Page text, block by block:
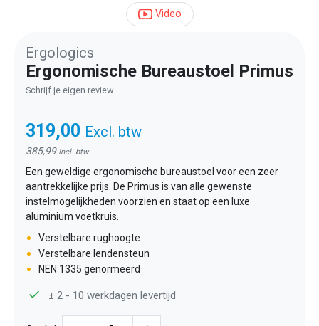
Video
Ergologics
Ergonomische Bureaustoel Primus
Schrijf je eigen review
319,00 Excl. btw
385,99 Incl. btw
Een geweldige ergonomische bureaustoel voor een zeer
aantrekkelijke prijs. De Primus is van alle gewenste
instelmogelijkheden voorzien en staat op een luxe
aluminium voetkruis.
Verstelbare rughoogte
Verstelbare lendensteun
NEN 1335 genormeerd
± 2 - 10 werkdagen levertijd